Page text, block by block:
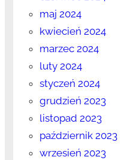
maj 2024
kwiecień 2024
marzec 2024
luty 2024
styczeń 2024
grudzień 2023
listopad 2023
październik 2023
wrzesień 2023